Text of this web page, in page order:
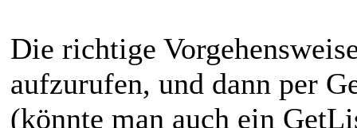
Die richtige
aufzurufen, und dann per
(könnte man auch ein